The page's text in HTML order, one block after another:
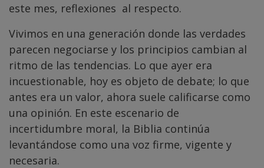
este mes, reflexiones al respecto.
Vivimos en una generación donde las verdades
parecen negociarse y los principios cambian al
ritmo de las tendencias. Lo que ayer era
incuestionable, hoy es objeto de debate; lo que
antes era un valor, ahora suele calificarse como
una opinión. En este escenario de
incertidumbre moral, la Biblia continúa
levantándose como una voz firme, vigente y
necesaria.